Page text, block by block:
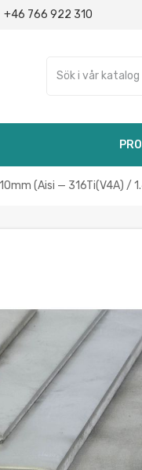
+46 766 922 310
(Aisi — 316Ti(V4A) /